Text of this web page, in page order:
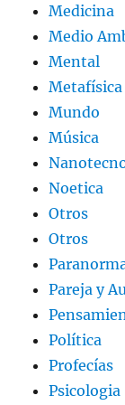
Medicina
Medio
Mental
Metafísica
Mundo
Música
Noetica
Otros
Otros
Pareja y
Política
Profecías
Psicologia